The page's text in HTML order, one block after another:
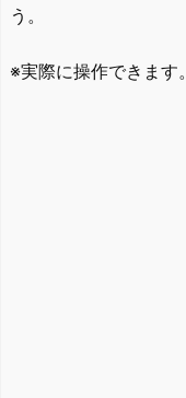
う。
※実際に操作できます。